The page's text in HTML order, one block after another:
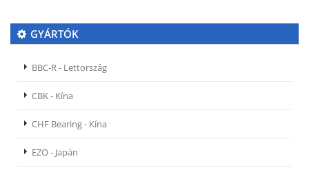
GYÁRTÓK
BBC-R - Lettország
CBK - Kína
CHF Bearing - Kína
EZO - Japán